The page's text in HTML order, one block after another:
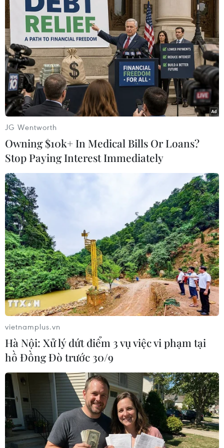
#IAA Mobility 2025
Hàn Quốc
Theo dõi VietnamPlus
TIN LIÊN QUAN
JG Wentworth
Owning $10k+ In Medical Bills Or Loans?
Stop Paying Interest Immediately
vietnamplus.vn
Hà Nội: Xử lý dứt điểm 3 vụ việc vi phạm tại
hồ Đồng Đò trước 30/9